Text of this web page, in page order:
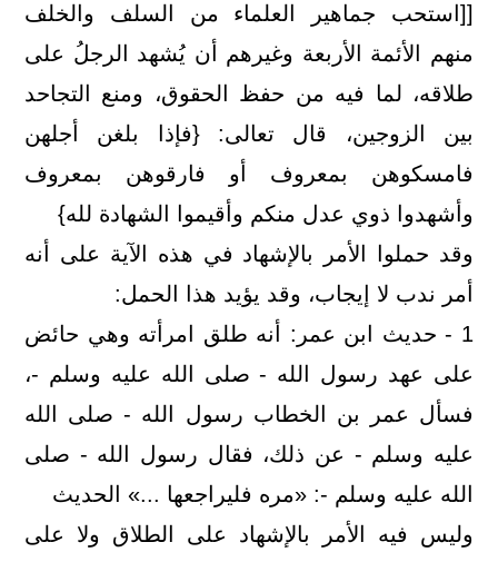
[[استحب جماهير العلماء من السلف والخلف
منهم الأئمة الأربعة وغيرهم أن يُشهد الرجلُ على
طلاقه، لما فيه من حفظ الحقوق، ومنع التجاحد
بين الزوجين، قال تعالى: {فإذا بلغن أجلهن
فامسكوهن بمعروف أو فارقوهن بمعروف
وأشهدوا ذوي عدل منكم وأقيموا الشهادة لله}
وقد حملوا الأمر بالإشهاد في هذه الآية على أنه
أمر ندب لا إيجاب، وقد يؤيد هذا الحمل:
1 - حديث ابن عمر: أنه طلق امرأته وهي حائض
على عهد رسول الله - صلى الله عليه وسلم -،
فسأل عمر بن الخطاب رسول الله - صلى الله
عليه وسلم - عن ذلك، فقال رسول الله - صلى
الله عليه وسلم -: «مره فليراجعها ...» الحديث
وليس فيه الأمر بالإشهاد على الطلاق ولا على